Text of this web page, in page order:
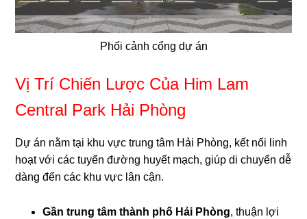
Phối cảnh cổng dự án
Vị Trí Chiến Lược Của Him Lam
Central Park Hải Phòng
Dự án nằm tại khu vực trung tâm Hải Phòng, kết nối linh
hoạt với các tuyến đường huyết mạch, giúp di chuyển dễ
dàng đến các khu vực lân cận.
Gần trung tâm thành phố Hải Phòng, thuận lợi